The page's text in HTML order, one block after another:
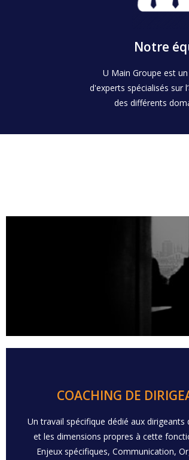
Notre
U Main Groupe est
d'experts spécialisés sur
des différents
Avec nos
Trois grandes
COACHING DE
Un travail spécifique dédié aux dirigeants
et les dimensions propres à cette
Enjeux spécifiques, Communication,
- Communication - Management -
Organisation - Leadership - Transitions -
- Stratégie
En savoir plus